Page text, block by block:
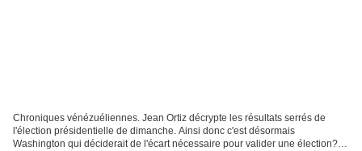
Chroniques vénézuéliennes. Jean Ortiz décrypte les résultats serrés de
l'élection présidentielle de dimanche. Ainsi donc c'est désormais
Washington qui déciderait de l'écart nécessaire pour valider une élection?